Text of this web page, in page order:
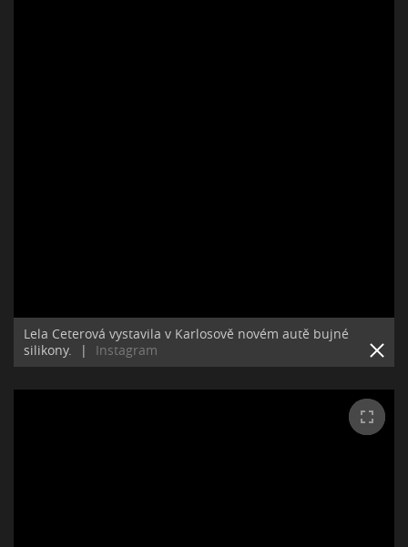
Lela Ceterová vystavila v Karlosově novém autě bujné
silikony.
| Instagram